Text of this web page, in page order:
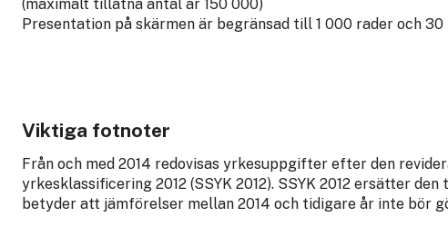
(maximalt tillåtna antal är 150 000)
Presentation på skärmen är begränsad till 1 000 rader och 30
Viktiga fotnoter
Från och med 2014 redovisas yrkesuppgifter efter den
yrkesklassificering 2012 (SSYK 2012). SSYK 2012 ersätter
betyder att jämförelser mellan 2014 och tidigare år inte bör